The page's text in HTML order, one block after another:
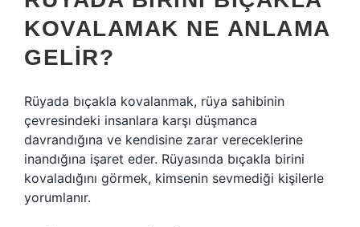
KOVALAMAK NE ANLAMA
GELIR?
Rüyada bıçakla kovalanmak, rüya sahibinin
çevresindeki insanlara karşı düşmanca
davrandığına ve kendisine zarar vereceklerine
inandığına işaret eder. Rüyasında bıçakla birini
kovaladığını görmek, kimsenin sevmediği kişilerle
yorumlanır.